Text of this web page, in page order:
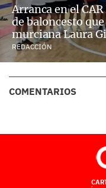
Arranca en el
de baloncesto
murciana Laura
REDACCIÓN
COMENTARIOS